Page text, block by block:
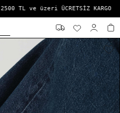
2500 TL ve üzeri ÜCRETSİZ KARGO